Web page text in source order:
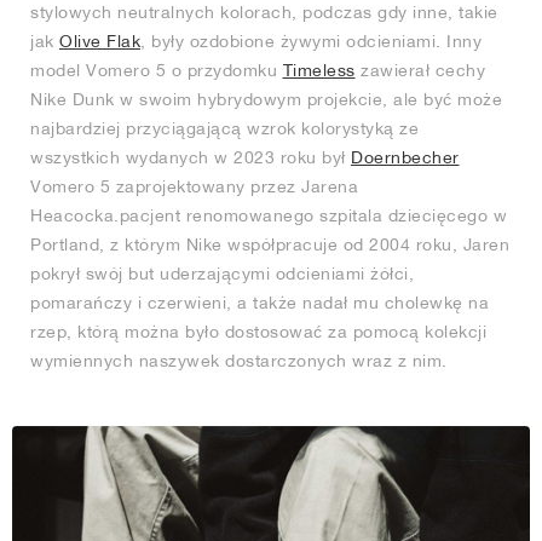
stylowych neutralnych kolorach, podczas gdy inne, takie
jak Olive Flak , były ozdobione żywymi odcieniami. Inny
model Vomero 5 o przydomku Timeless zawierał cechy
Nike Dunk w swoim hybrydowym projekcie, ale być może
najbardziej przyciągającą wzrok kolorystyką ze
wszystkich wydanych w 2023 roku był Doernbecher
Vomero 5 zaprojektowany przez Jarena
Heacocka.pacjent renomowanego szpitala dziecięcego w
Portland, z którym Nike współpracuje od 2004 roku, Jaren
pokrył swój but uderzającymi odcieniami żółci,
pomarańczy i czerwieni, a także nadał mu cholewkę na
rzep, którą można było dostosować za pomocą kolekcji
wymiennych naszywek dostarczonych wraz z nim.